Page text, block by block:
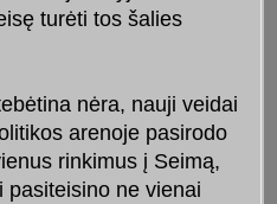
turėti tos šalies
nėra, nauji veidai
arenoje pasirodo
rinkimus į Seimą,
pasiteisino ne vienai